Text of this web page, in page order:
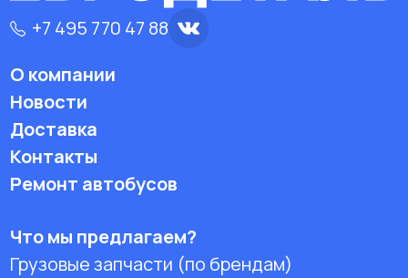
+7 495 770 47 88
О компании
Новости
Доставка
Контакты
Ремонт автобусов
Что мы предлагаем?
Грузовые запчасти (по брендам)